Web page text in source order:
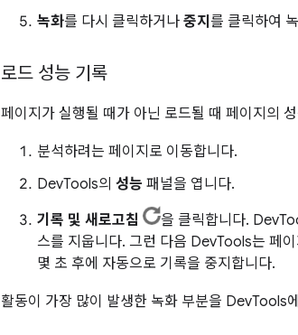
녹화를 다시 클릭하거나 중지 를 클릭하여
로드 성능 기록
페이지가 실행될 때가 아닌 로드될 때 페이지의
분석하려는 페이지로 이동합니다.
DevTools의 성능 패널을 엽니다.
기록 및 새로고침
을 클릭합니다.
스를 지웁니다. 그런 다음 DevTools는 페
몇 초 후에 자동으로 기록을 중지합니다.
활동이 가장 많이 발생한 녹화 부분을 DevTools